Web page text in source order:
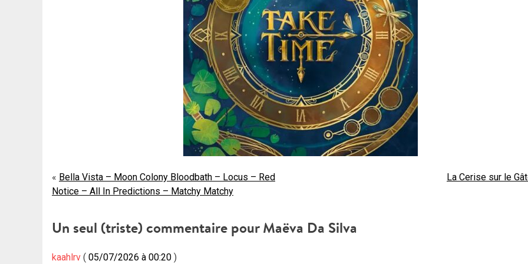
Navigation
de
l’article
Bella Vista – Moon Colony Bloodbath – Locus – Red
Notice – All In Predictions – Matchy Matchy
La Cerise sur le
Un seul (triste) commentaire pourMaëva Da Silva
kaahlrv 05/07/2026 à 00:20